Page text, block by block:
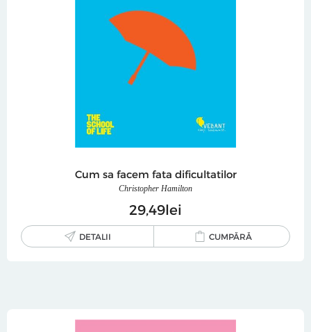
Cum sa facem fata dificultatilor
Christopher Hamilton
2949lei
DETALII CUMPĂRĂ